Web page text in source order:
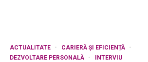
ACTUALITATE
CARIERĂ ȘI EFICIENȚĂ
DEZVOLTARE PERSONALĂ
INTERVIU